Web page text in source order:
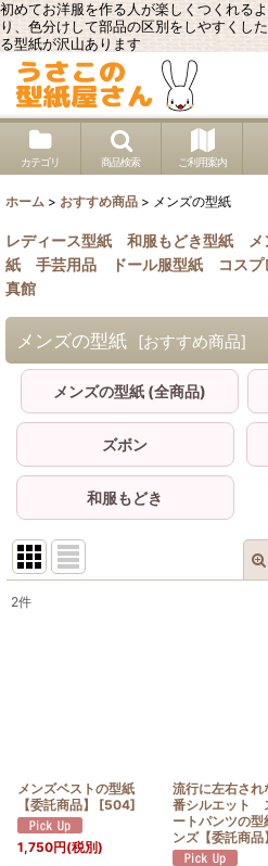
初めてお洋服を作る人が楽しくつくれる
り、色分けして部品の区別をしやすくし
る型紙が沢山あります
カテゴリ 商品検索 ご利用案内
ホーム > おすすめ商品 > メンズの型紙
レディース型紙 和服もどき型紙
紙
手芸用品 ドール服型紙 コス
真館
メンズの型紙 [おすすめ商品]
メンズの型紙 (全商品)
ズボン
和服もどき
サブカテゴリ
絞り込
2件
メンズベストの型紙
【委託商品】
[504]
1,750円(税別)
流行に左右され
番シルエット
ートパンツの
ンズ【委託商品】